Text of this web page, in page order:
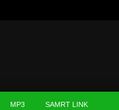
MP3 SAMRT LINK